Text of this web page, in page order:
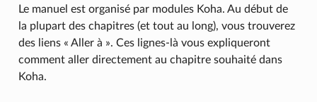
Le manuel est organisé par modules Koha. Au début de
la plupart des chapitres (et tout au long), vous trouverez
des liens « Aller à ». Ces lignes-là vous expliqueront
comment aller directement au chapitre souhaité dans
Koha.